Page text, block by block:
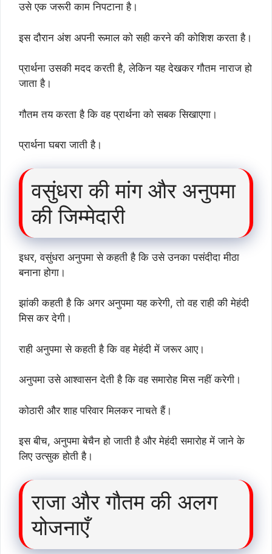
उसे एक जरूरी काम निपटाना है।
इस दौरान अंश अपनी रूमाल को सही करने की कोशिश करता है।
प्रार्थना उसकी मदद करती है, लेकिन यह देखकर गौतम नाराज हो
जाता है।
गौतम तय करता है कि वह प्रार्थना को सबक सिखाएगा।
प्रार्थना घबरा जाती है।
वसुंधरा की मांग और अनुपमा
की जिम्मेदारी
इधर, वसुंधरा अनुपमा से कहती है कि उसे उनका पसंदीदा मीठा
बनाना होगा।
झांकी कहती है कि अगर अनुपमा यह करेगी, तो वह राही की मेहंदी
मिस कर देगी।
राही अनुपमा से कहती है कि वह मेहंदी में जरूर आए।
अनुपमा उसे आश्वासन देती है कि वह समारोह मिस नहीं करेगी।
कोठारी और शाह परिवार मिलकर नाचते हैं।
इस बीच, अनुपमा बेचैन हो जाती है और मेहंदी समारोह में जाने के
लिए उत्सुक होती है।
राजा और गौतम की अलग
योजनाएँ